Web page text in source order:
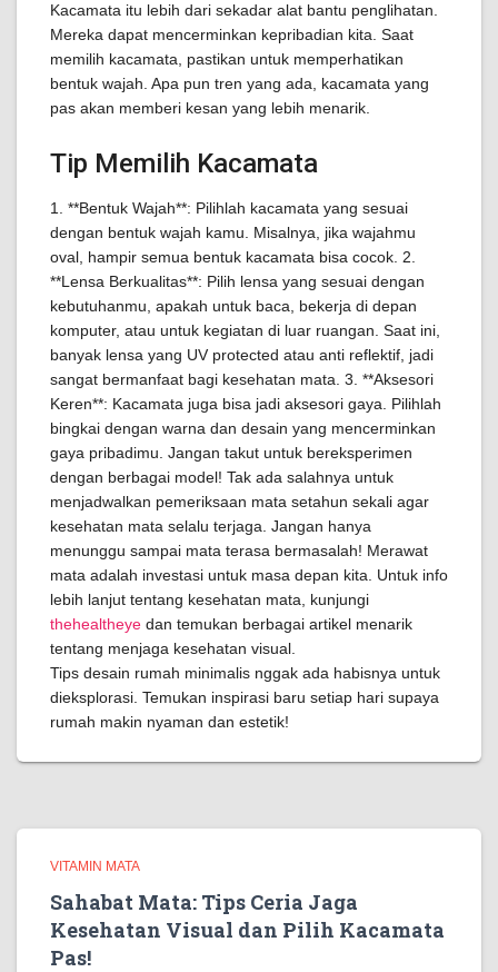
Kacamata itu lebih dari sekadar alat bantu penglihatan.
Mereka dapat mencerminkan kepribadian kita. Saat
memilih kacamata, pastikan untuk memperhatikan
bentuk wajah. Apa pun tren yang ada, kacamata yang
pas akan memberi kesan yang lebih menarik.
Tip Memilih Kacamata
1. **Bentuk Wajah**: Pilihlah kacamata yang sesuai
dengan bentuk wajah kamu. Misalnya, jika wajahmu
oval, hampir semua bentuk kacamata bisa cocok. 2.
**Lensa Berkualitas**: Pilih lensa yang sesuai dengan
kebutuhanmu, apakah untuk baca, bekerja di depan
komputer, atau untuk kegiatan di luar ruangan. Saat ini,
banyak lensa yang UV protected atau anti reflektif, jadi
sangat bermanfaat bagi kesehatan mata. 3. **Aksesori
Keren**: Kacamata juga bisa jadi aksesori gaya. Pilihlah
bingkai dengan warna dan desain yang mencerminkan
gaya pribadimu. Jangan takut untuk bereksperimen
dengan berbagai model! Tak ada salahnya untuk
menjadwalkan pemeriksaan mata setahun sekali agar
kesehatan mata selalu terjaga. Jangan hanya
menunggu sampai mata terasa bermasalah! Merawat
mata adalah investasi untuk masa depan kita. Untuk info
lebih lanjut tentang kesehatan mata, kunjungi
thehealtheye dan temukan berbagai artikel menarik
tentang menjaga kesehatan visual.
Tips desain rumah minimalis nggak ada habisnya untuk
dieksplorasi. Temukan inspirasi baru setiap hari supaya
rumah makin nyaman dan estetik!
VITAMIN MATA
Sahabat Mata: Tips Ceria Jaga
Kesehatan Visual dan Pilih Kacamata
Pas!